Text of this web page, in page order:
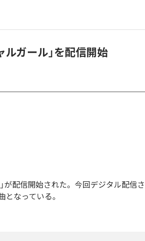
ルガール」を配信開始
が配信開始された。今回デジタル配信さ
となっている。